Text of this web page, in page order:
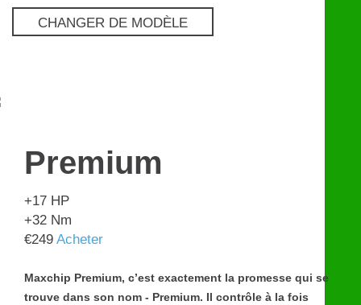
CHANGER DE MODÈLE
Premium
+17 HP
+32 Nm
€249 Acheter
Maxchip Premium, c’est exactement la promesse qui se
trouve dans son nom - Premium. Il contrôle à la fois